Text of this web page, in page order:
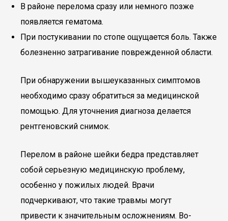
В районе перелома сразу или немного позже
появляется гематома.
При постукивании по стопе ощущается боль. Также
болезненно затрагивание поврежденной области.
При обнаружении вышеуказанных симптомов
необходимо сразу обратиться за медицинской
помощью. Для уточнения диагноза делается
рентгеновский снимок.
Перелом в районе шейки бедра представляет
собой серьезную медицинскую проблему,
особенно у пожилых людей. Врачи
подчеркивают, что такие травмы могут
привести к значительным осложнениям. Во-